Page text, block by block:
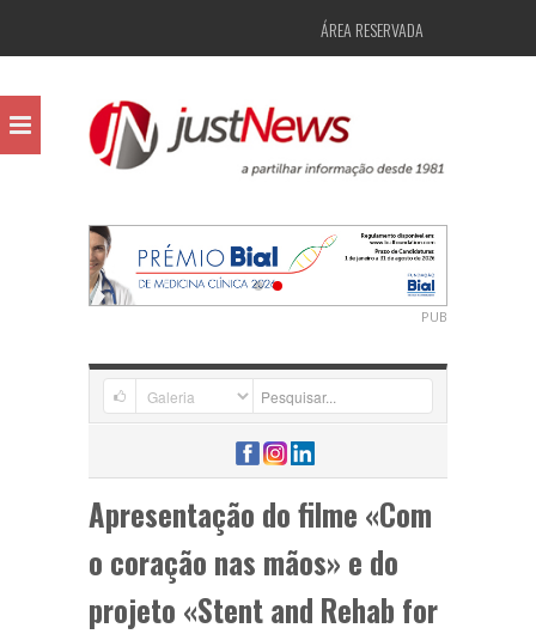
ÁREA RESERVADA
PUB
Apresentação do filme «Com
o coração nas mãos» e do
projeto «Stent and Rehab for